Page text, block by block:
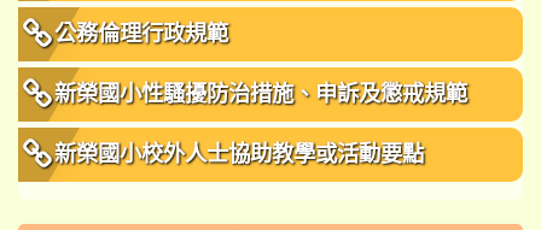
公務倫理行政規範
新榮國小性騷擾防治措施、申訴及懲戒規範
新榮國小校外人士協助教學或活動要點